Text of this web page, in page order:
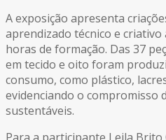
A exposição apresenta
aprendizado técnico e
horas de formação. Das 37
em tecido e oito foram
consumo, como plástico,
evidenciando o compromisso
sustentáveis.